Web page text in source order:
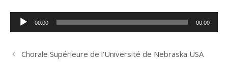
Lecteur
audio
00:00 00:00
Chorale Supérieure de l’Université de Nebraska USA